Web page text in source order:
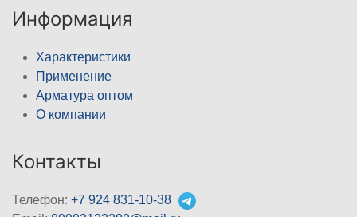
Информация
Характеристики
Применение
Арматура оптом
О компании
Контакты
Телефон: +7 924 831-10-38